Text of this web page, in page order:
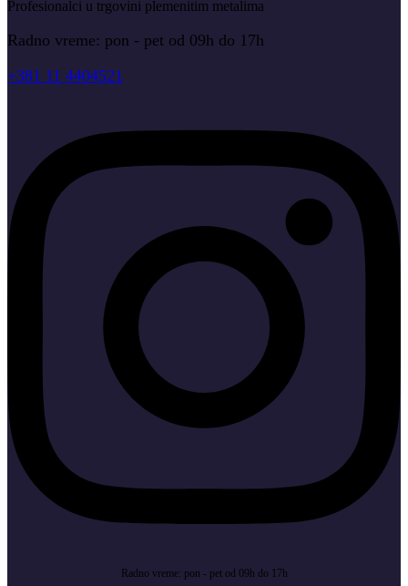
Profesionalci u trgovini plemenitim metalima
Radno vreme: pon - pet od 09h do 17h
+381 11 4404521
Radno vreme: pon - pet od 09h do 17h